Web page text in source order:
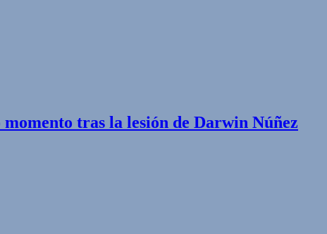
tras la lesión de Darwin Núñez